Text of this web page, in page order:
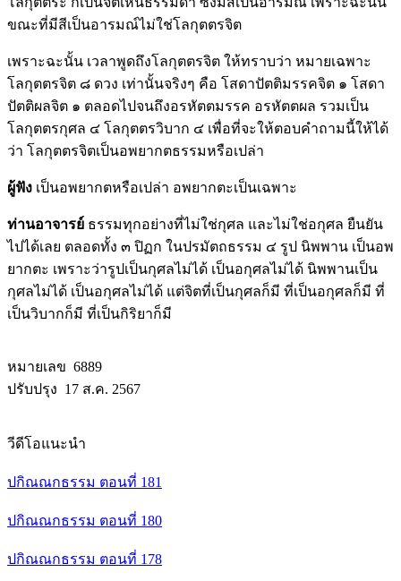
ขณะที่มีสีเป็นอารมณ์ไม่ใช่โลกุตตรจิต
เพราะฉะนั้น เวลาพูดถึงโลกุตตรจิต ให้ทราบว่า หมายเฉพาะ
โลกุตตรจิต ๘ ดวง เท่านั้นจริงๆ คือ โสดาปัตติมรรคจิต ๑ โสดา
ปัตติผลจิต ๑ ตลอดไปจนถึงอรหัตตมรรค อรหัตตผล รวมเป็น
โลกุตตรกุศล ๔ โลกุตตรวิบาก ๔ เพื่อที่จะให้ตอบคำถามนี้ให้ได้
ว่า โลกุตตรจิตเป็นอพยากตธรรมหรือเปล่า
ผู้ฟัง เป็นอพยากตหรือเปล่า อพยากตะเป็นเฉพาะ
ท่านอาจารย์ ธรรมทุกอย่างที่ไม่ใช่กุศล และไม่ใช่อกุศล ยืนยัน
ไปได้เลย ตลอดทั้ง ๓ ปิฏก ในปรมัตถธรรม ๔ รูป นิพพาน เป็นอพ
ยากตะ เพราะว่ารูปเป็นกุศลไม่ได้ เป็นอกุศลไม่ได้ นิพพานเป็น
กุศลไม่ได้ เป็นอกุศลไม่ได้ แต่จิตที่เป็นกุศลก็มี ที่เป็นอกุศลก็มี ที่
เป็นวิบากก็มี ที่เป็นกิริยาก็มี
หมายเลข 6889
ปรับปรุง 17 ส.ค. 2567
วีดีโอแนะนำ
ปกิณณกธรรม ตอนที่ 181
ปกิณณกธรรม ตอนที่ 180
ปกิณณกธรรม ตอนที่ 178